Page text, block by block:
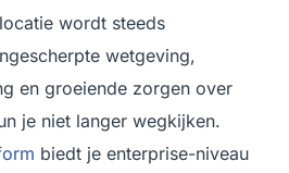
wordt steeds
wetgeving,
en groeiende zorgen over
je niet langer wegkijken.
biedt je enterprise-niveau